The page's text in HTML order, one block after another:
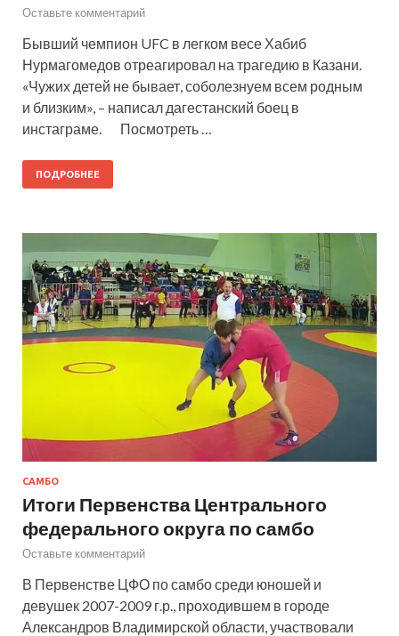
Оставьте комментарий
Бывший чемпион UFC в легком весе Хабиб
Нурмагомедов отреагировал на трагедию в Казани.
«Чужих детей не бывает, соболезнуем всем родным
и близким», – написал дагестанский боец в
инстаграме. Посмотреть …
ПОДРОБНЕЕ
САМБО
Итоги Первенства Центрального
федерального округа по самбо
Оставьте комментарий
В Первенстве ЦФО по самбо среди юношей и
девушек 2007-2009 г.р., проходившем в городе
Александров Владимирской области, участвовали